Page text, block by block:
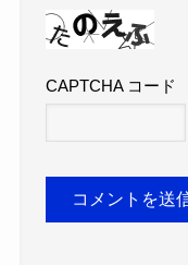
CAPTCHA コード